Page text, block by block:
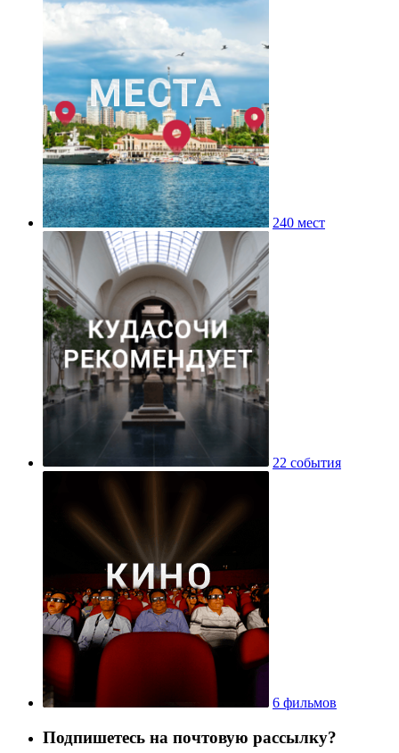
240 мест
22 события
6 фильмов
Подпишетесь на почтовую рассылку?